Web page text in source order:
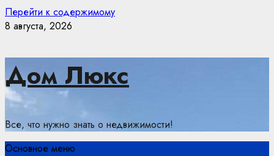
Перейти к содержимому
8 августа, 2026
Дом Люкс
Все, что нужно знать о недвижимости!
Основное меню